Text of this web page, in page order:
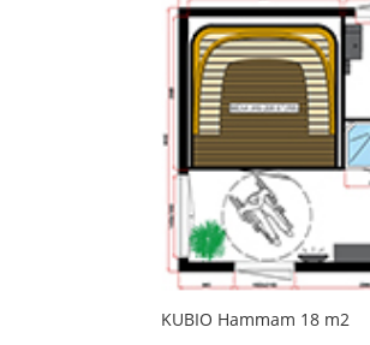
KUBIO Hammam 18 m2